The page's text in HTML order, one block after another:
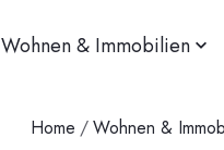
Wohnen & Immobilien
Home /Wohnen &